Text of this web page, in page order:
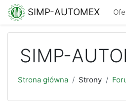
Przejdź do głównej zawartości
SIMP-AUTOMEX
SIMP-
Strona główna Strony